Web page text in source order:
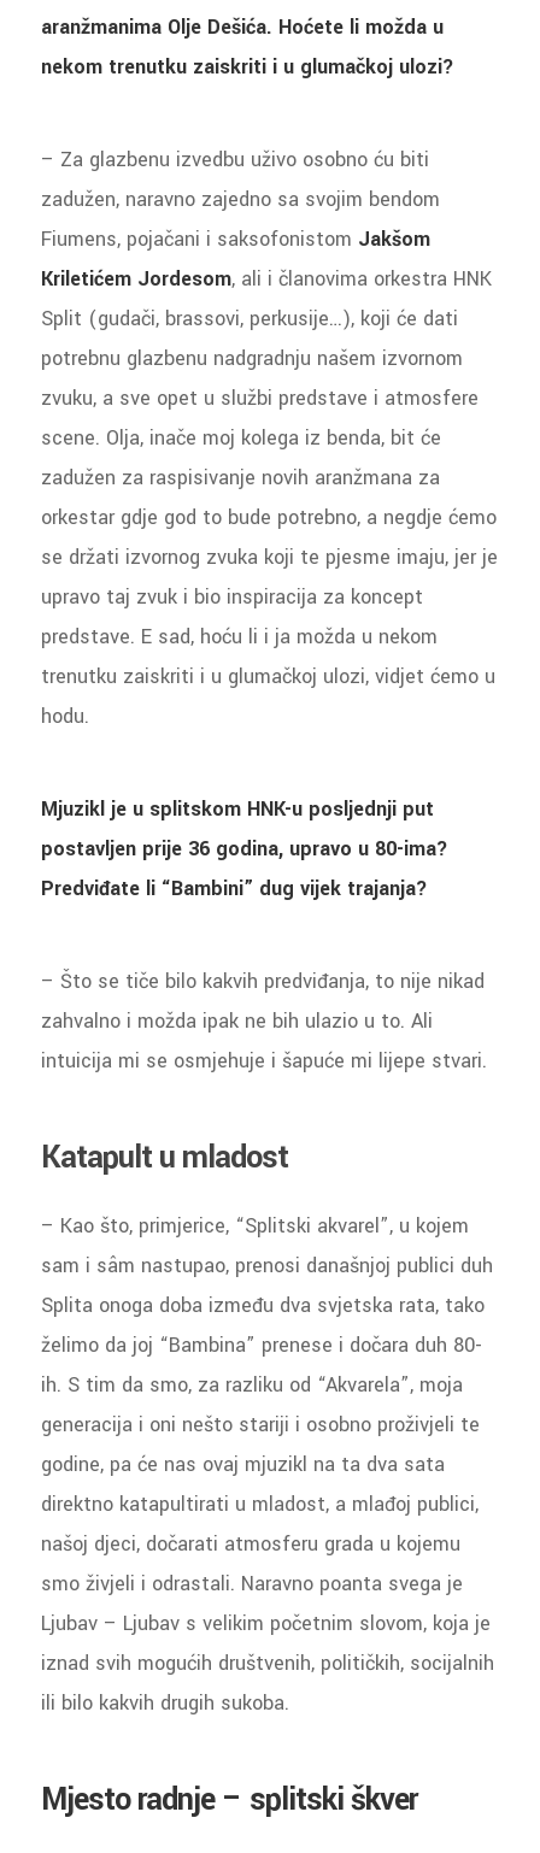
aranžmanima Olje Dešića. Hoćete li možda u
nekom trenutku zaiskriti i u glumačkoj ulozi?
– Za glazbenu izvedbu uživo osobno ću biti
zadužen, naravno zajedno sa svojim bendom
Fiumens, pojačani i saksofonistom Jakšom
Kriletićem Jordesom, ali i članovima orkestra HNK
Split (gudači, brassovi, perkusije…), koji će dati
potrebnu glazbenu nadgradnju našem izvornom
zvuku, a sve opet u službi predstave i atmosfere
scene. Olja, inače moj kolega iz benda, bit će
zadužen za raspisivanje novih aranžmana za
orkestar gdje god to bude potrebno, a negdje ćemo
se držati izvornog zvuka koji te pjesme imaju, jer je
upravo taj zvuk i bio inspiracija za koncept
predstave. E sad, hoću li i ja možda u nekom
trenutku zaiskriti i u glumačkoj ulozi, vidjet ćemo u
hodu.
Mjuzikl je u splitskom HNK-u posljednji put
postavljen prije 36 godina, upravo u 80-ima?
Predviđate li “Bambini” dug vijek trajanja?
– Što se tiče bilo kakvih predviđanja, to nije nikad
zahvalno i možda ipak ne bih ulazio u to. Ali
intuicija mi se osmjehuje i šapuće mi lijepe stvari.
Katapult u mladost
– Kao što, primjerice, “Splitski akvarel”, u kojem
sam i sâm nastupao, prenosi današnjoj publici duh
Splita onoga doba između dva svjetska rata, tako
želimo da joj “Bambina” prenese i dočara duh 80-
ih. S tim da smo, za razliku od “Akvarela”, moja
generacija i oni nešto stariji i osobno proživjeli te
godine, pa će nas ovaj mjuzikl na ta dva sata
direktno katapultirati u mladost, a mlađoj publici,
našoj djeci, dočarati atmosferu grada u kojemu
smo živjeli i odrastali. Naravno poanta svega je
Ljubav – Ljubav s velikim početnim slovom, koja je
iznad svih mogućih društvenih, političkih, socijalnih
ili bilo kakvih drugih sukoba.
Mjesto radnje – splitski škver